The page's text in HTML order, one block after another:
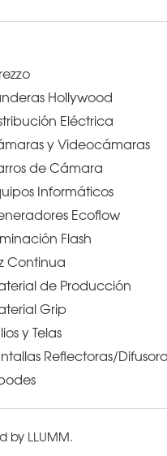
Hollywood
Eléctrica
y Videocámaras
de Cámara
Informáticos
Ecoflow
Flash
Continua
de Producción
Grip
y Telas
Reflectoras/
by LLUMM.